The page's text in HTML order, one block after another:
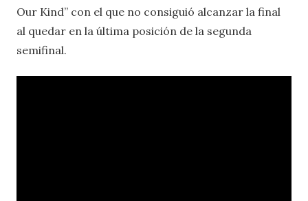
Our Kind” con el que no consiguió alcanzar la final
al quedar en la última posición de la segunda
semifinal.